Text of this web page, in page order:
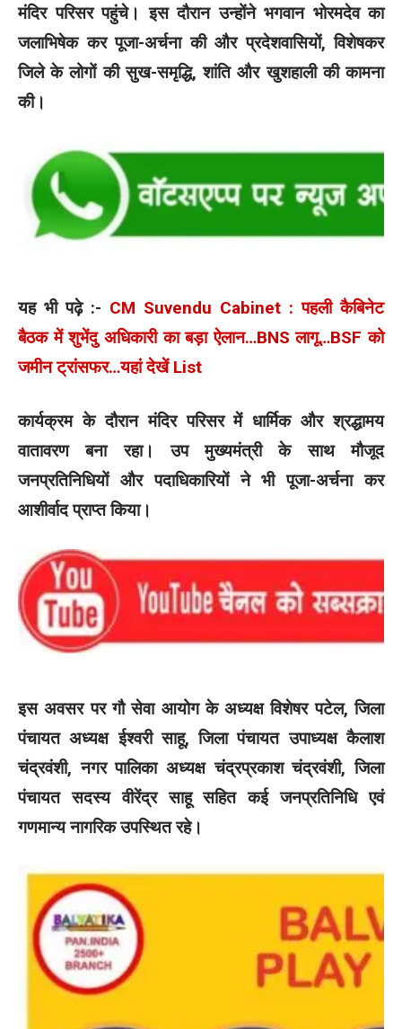
मंदिर परिसर पहुंचे। इस दौरान उन्होंने भगवान भोरमदेव का
जलाभिषेक कर पूजा-अर्चना की और प्रदेशवासियों, विशेषकर
जिले के लोगों की सुख-समृद्धि, शांति और खुशहाली की कामना
की।
यह भी पढ़े :- CM Suvendu Cabinet : पहली कैबिनेट
बैठक में शुभेंदु अधिकारी का बड़ा ऐलान…BNS लागू…BSF को
जमीन ट्रांसफर…यहां देखें List
कार्यक्रम के दौरान मंदिर परिसर में धार्मिक और श्रद्धामय
वातावरण बना रहा। उप मुख्यमंत्री के साथ मौजूद
जनप्रतिनिधियों और पदाधिकारियों ने भी पूजा-अर्चना कर
आशीर्वाद प्राप्त किया।
इस अवसर पर गौ सेवा आयोग के अध्यक्ष विशेषर पटेल, जिला
पंचायत अध्यक्ष ईश्वरी साहू, जिला पंचायत उपाध्यक्ष कैलाश
चंद्रवंशी, नगर पालिका अध्यक्ष चंद्रप्रकाश चंद्रवंशी, जिला
पंचायत सदस्य वीरेंद्र साहू सहित कई जनप्रतिनिधि एवं
गणमान्य नागरिक उपस्थित रहे।